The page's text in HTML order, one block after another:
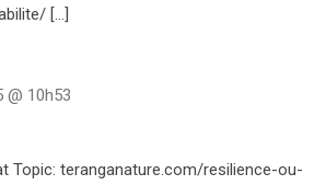
[…]
@ 10h53
Topic: teranganature.com/resilience-ou-